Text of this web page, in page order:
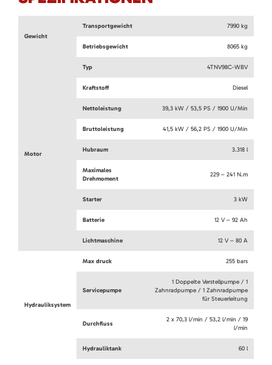
Gewicht
Transportgewicht 7990 kg
Betriebsgewicht 8065 kg
Motor
Typ 4TNV98C-WBV
Kraftstoff Diesel
Nettoleistung 39,3 kW / 53,5 PS / 1900 U/Min
Bruttoleistung 41,5 kW / 56,2 PS / 1900 U/Min
Hubraum 3.318 l
Maximales
Drehmoment
229 – 241 N.m
Starter 3 kW
Batterie 12 V – 92 Ah
Lichtmaschine 12 V – 80 A
Hydrauliksystem
Max druck 255 bars
Servicepumpe
1 Doppelte Verstellpumpe / 1
Zahnradpumpe / 1 Zahnradpumpe
für Steuerleitung
Durchfluss
2 x 70,3 l/min / 53,2 l/min / 19
l/min
Hydrauliktank 60 l